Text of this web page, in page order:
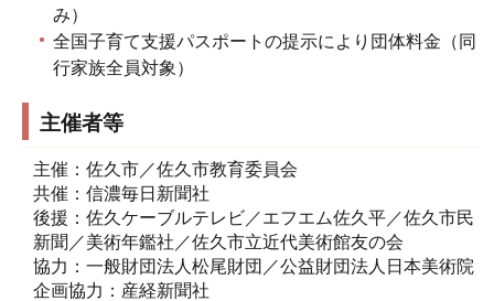
み）
全国子育て支援パスポートの提示により団体料金（同
行家族全員対象）
主催者等
主催：佐久市／佐久市教育委員会
共催：信濃毎日新聞社
後援：佐久ケーブルテレビ／エフエム佐久平／佐久市民
新聞／美術年鑑社／佐久市立近代美術館友の会
協力：一般財団法人松尾財団／公益財団法人日本美術院
企画協力：産経新聞社